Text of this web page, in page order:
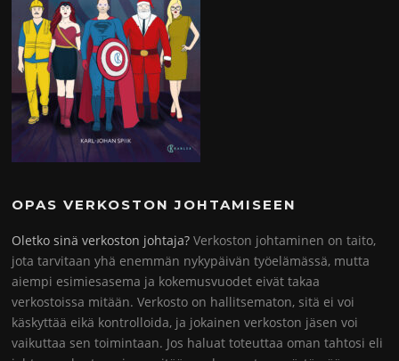
OPAS VERKOSTON JOHTAMISEEN
Oletko sinä verkoston johtaja? Verkoston johtaminen on taito,
jota tarvitaan yhä enemmän nykypäivän työelämässä, mutta
aiempi esimiesasema ja kokemusvuodet eivät takaa
verkostoissa mitään. Verkosto on hallitsematon, sitä ei voi
käskyttää eikä kontrolloida, ja jokainen verkoston jäsen voi
vaikuttaa sen toimintaan. Jos haluat toteuttaa oman tahtosi eli